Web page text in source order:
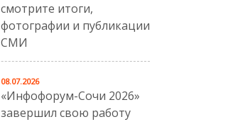
смотрите итоги,
фотографии и публикации
СМИ
«Инфофорум-Сочи 2026»
завершил свою работу
08.07.2026